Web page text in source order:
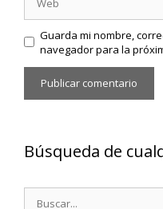
Guarda mi nombre,
navegador para la
Búsqueda de
Buscar: